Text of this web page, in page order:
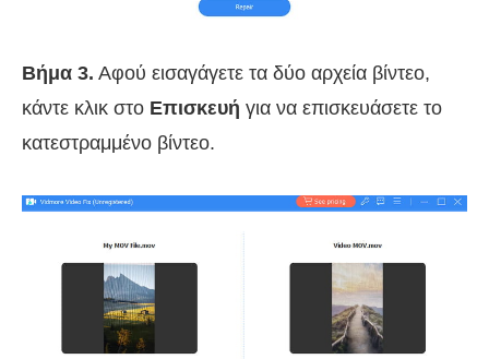
Βήμα 3. Αφού εισαγάγετε τα δύο αρχεία βίντεο,
κάντε κλικ στο Επισκευή για να επισκευάσετε το
κατεστραμμένο βίντεο.